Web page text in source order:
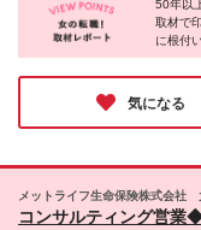
定の
す。 【STEP2】リーダー研修の受講 ◆研修期間中は
※上記
るた
実績
面接時にご
市）
潟市
（さ
岡市
市）
50年以
取材で
に根付
れが自
した。
らこそ
えるで
気になる
メットライフ生命保険株式会社
コンサルティング営